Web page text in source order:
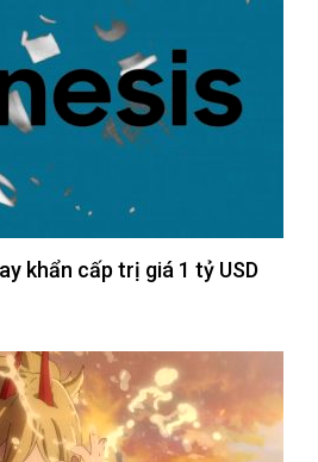
khẩn cấp trị giá 1 tỷ USD